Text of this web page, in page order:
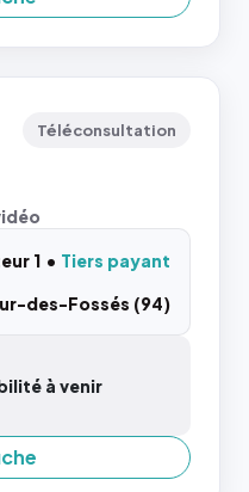
Téléconsultation
1
Tiers payant
des-Fossés (94)
à venir